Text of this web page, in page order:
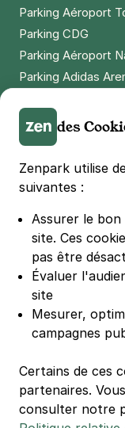
Parking Aéroport
Parking CDG
Parking Aéroport
Parking Adidas
Parking LDLC Arena
Parking Stade
Parking Groupama
Parking Vélodrome
Parking Bercy
Parking La
Parking Les 4 temps
Parking Nation
Parking Porte de
Parking Lille Grand
Parking Casino
des
Zenpark utilise
suivantes :
Assurer le
site. Ces
pas être
Évaluer
site
Mesurer,
campagnes
Certains de ces
partenaires.
consulter notre